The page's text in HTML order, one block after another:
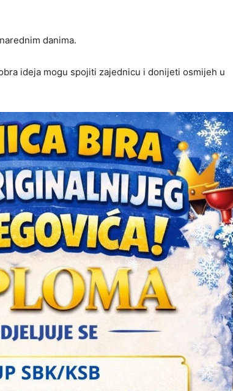
danima.
ideja mogu spojiti zajednicu i donijeti osmijeh u